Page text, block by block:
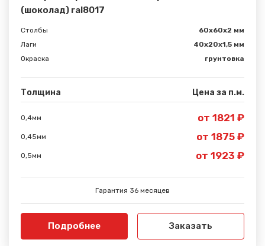
(шоколад) ral8017
Столбы
60х60х2 мм
Лаги
40х20х1,5 мм
Окраска
грунтовка
Толщина Цена за п.м.
0,4мм от 1821 ₽
0,45мм от 1875 ₽
0,5мм от 1923 ₽
Гарантия 36 месяцев
Подробнее Заказать